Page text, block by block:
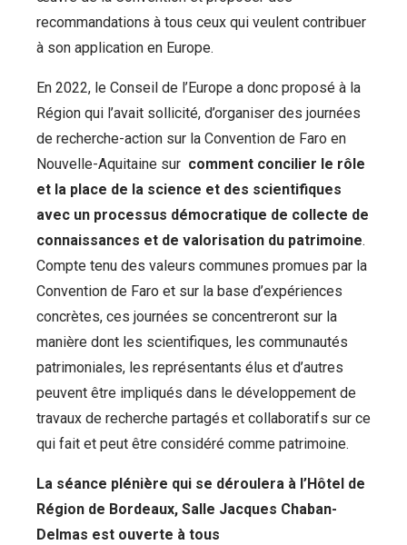
recommandations à tous ceux qui veulent contribuer
à son application en Europe.
En 2022, le Conseil de l’Europe a donc proposé à la
Région qui l’avait sollicité, d’organiser des journées
de recherche-action sur la Convention de Faro en
Nouvelle-Aquitaine sur comment concilier le rôle
et la place de la science et des scientifiques
avec un processus démocratique de collecte de
connaissances et de valorisation du patrimoine.
Compte tenu des valeurs communes promues par la
Convention de Faro et sur la base d’expériences
concrètes, ces journées se concentreront sur la
manière dont les scientifiques, les communautés
patrimoniales, les représentants élus et d’autres
peuvent être impliqués dans le développement de
travaux de recherche partagés et collaboratifs sur ce
qui fait et peut être considéré comme patrimoine.
La séance plénière qui se déroulera à l’Hôtel de
Région de Bordeaux, Salle Jacques Chaban-
Delmas est ouverte à tous